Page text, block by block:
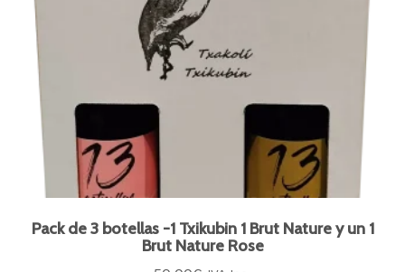
Pack de 3 botellas -1 Txikubin 1 Brut Nature y un 1
Brut Nature Rose